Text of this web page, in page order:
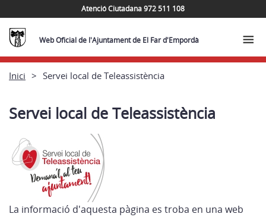
Atenció Ciutadana 972 511 108
Web Oficial de l'Ajuntament de El Far d'Empordà
Inici Servei local de Teleassistència
Servei local de Teleassistència
La informació d'aquesta pàgina es troba en una web